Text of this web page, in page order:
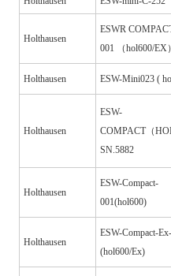
Holthausen
ESWR
001 （hol600/EX
Holthausen ESW-Mini023 (
Holthausen
ESW-
COMPACT（
SN.5882
Holthausen
ESW-Compact-
001(hol600)
Holthausen
ESW-Compact-
(hol600/Ex)